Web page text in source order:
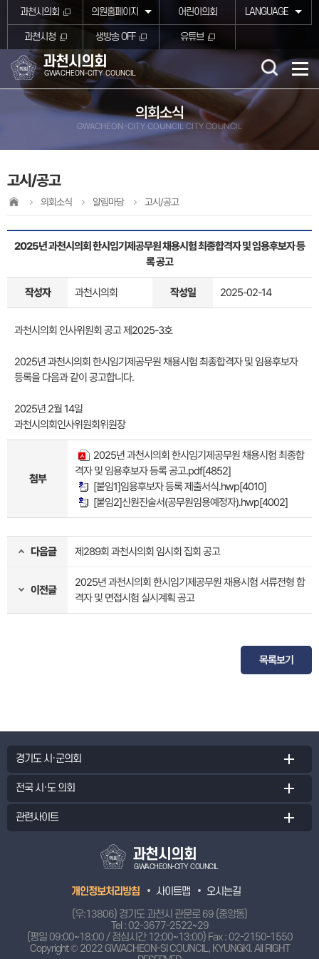
본문바로가기
과천시의회 의원홈페이지 어린이의회 LANGUAGE
과천시청 생방송 OFF 유튜브
과천시의회
GWACHEON-CITY COUNCIL
의회소식
GWACHEON-CITY COUNCIL CITY COUNCIL
고시/공고
의회소식 알림마당 고시/공고
2025년 과천시의회 한시임기제공무원 채용시험 최종합격자 및 임용후보자 등
록 공고
작성자 과천시의회 작성일 2025-02-14
과천시의회 인사위원회 공고 제2025-3호
2025년 과천시의회 한시임기제공무원 채용시험 최종합격자 및 임용후보자
등록을 다음과 같이 공고합니다.
2025년 2월 14일
과천시의회인사위원회위원장
첨부
2025년 과천시의회 한시임기제공무원 채용시험 최종합
격자 및 임용후보자 등록 공고.pdf[4852]
[붙임1]임용후보자 등록 제출서식.hwp[4010]
[붙임2]신원진술서(공무원임용예정자).hwp[4002]
다음글 제289회 과천시의회 임시회 집회 공고
이전글
2025년 과천시의회 한시임기제공무원 채용시험 서류전형 합
격자 및 면접시험 실시계획 공고
목록보기
경기도 시·군의회
전국 시·도 의회
관련사이트
과천시의회
GWACHEON-CITY COUNCIL
개인정보처리방침 사이트맵
오시는길
(우:13806) 경기도 과천시 관문로 69 (중앙동)
Tel :02-3677-2522~29
(평일 09:00~18:00 / 점심시간 12:00~13:00) Fax : 02-2150-1550
Copyright © 2022 GWACHEON-SI COUNCIL, KYUNGKI.All RIGHT